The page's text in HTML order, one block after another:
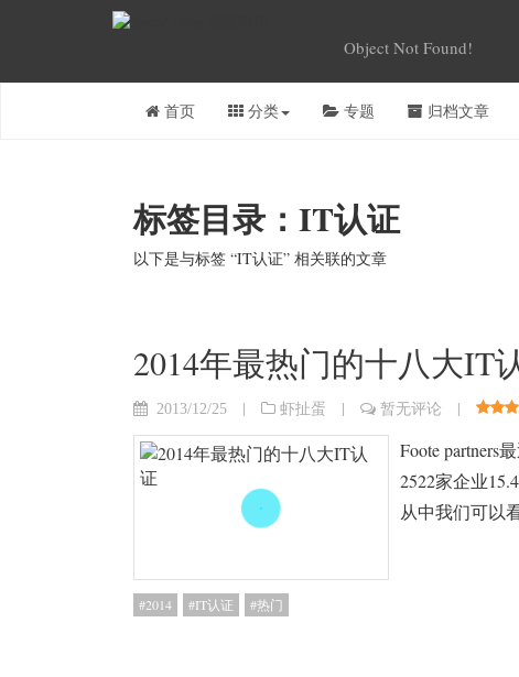
Object Not Found!
首页 分类 专题 归档文章
标签目录：IT认证
以下是与标签 “IT认证” 相关联的文章
2014年最热门的十八大IT
2013/12/25 | 虾扯蛋 | 暂无评论 |
Foote partners
2522家企业
从中我们可以
2014 IT认证 热门